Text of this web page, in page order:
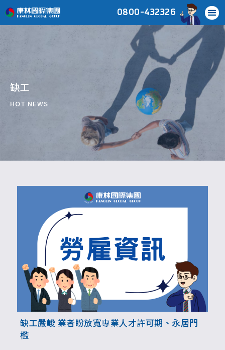
0800-432326
缺工
HOT NEWS
缺工嚴峻 業者盼放寬專業人才許可期、永居門
檻